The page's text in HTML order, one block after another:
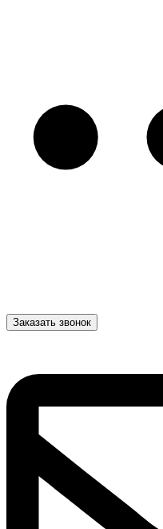
Заказать звонок